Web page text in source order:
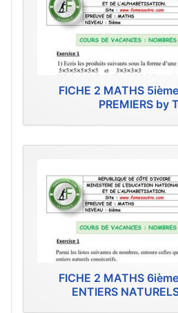
FICHE 2 MATHS
PREMIERS by
FICHE 2 MATHS
ENTIERS